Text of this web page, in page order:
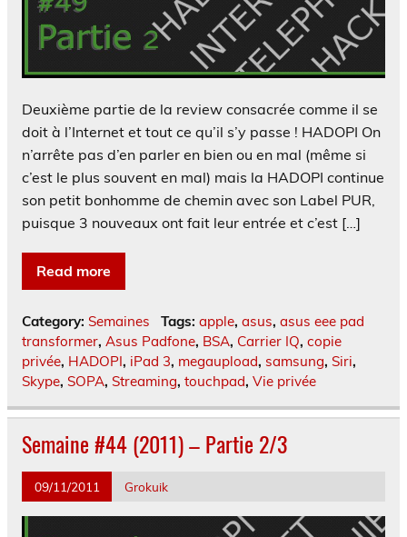
Deuxième partie de la review consacrée comme il se
doit à l’Internet et tout ce qu’il s’y passe ! HADOPI On
n’arrête pas d’en parler en bien ou en mal (même si
c’est le plus souvent en mal) mais la HADOPI continue
son petit bonhomme de chemin avec son Label PUR,
puisque 3 nouveaux ont fait leur entrée et c’est […]
Read more
Category: Semaines Tags: apple, asus, asus eee pad
transformer, Asus Padfone, BSA, Carrier IQ, copie
privée, HADOPI, iPad 3, megaupload, samsung, Siri,
Skype, SOPA, Streaming, touchpad, Vie privée
Semaine #44 (2011) – Partie 2/3
09/11/2011 Grokuik